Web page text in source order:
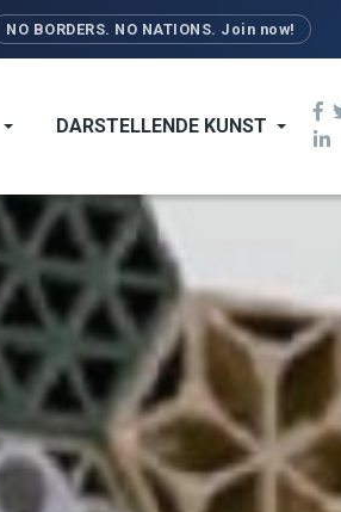
NO BORDERS. NO NATIONS. Join now!
DARSTELLENDE KUNST